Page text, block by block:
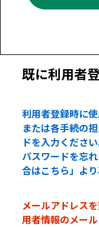
既に利用者
利用者登録時に
または各手続の
ドを入力ください
パスワードを忘
合はこちら」よ
メールアドレス
用者情報のメー